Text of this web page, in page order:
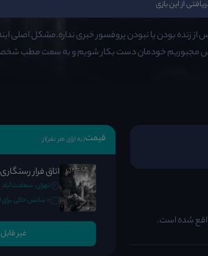
از این بازی
بودن یا نبودن پروفسور خبری نداره.مشکل اصلی
مجبوریم خودمان دست بکار شویم و به سمت مطب شخصی
قیمت(به ازای هر نفر)از:
اتاق فرار
تهران، سعادت آباد
0 سانس خالی برای امروز
غیر قابل